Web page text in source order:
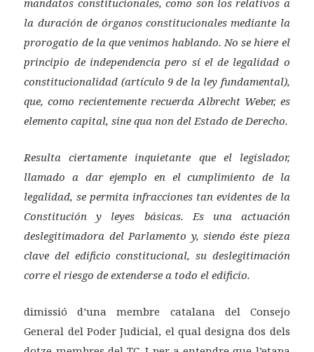
mandatos constitucionales, como son los relativos a
la duración de órganos constitucionales mediante la
prorogatio de la que venimos hablando. No se hiere el
principio de independencia pero sí el de legalidad o
constitucionalidad (artículo 9 de la ley fundamental),
que, como recientemente recuerda Albrecht Weber, es
elemento capital, sine qua non del Estado de Derecho.
Resulta ciertamente inquietante que el legislador,
llamado a dar ejemplo en el cumplimiento de la
legalidad, se permita infracciones tan evidentes de la
Constitución y leyes básicas. Es una actuación
deslegitimadora del Parlamento y, siendo éste pieza
clave del edificio constitucional, su deslegitimación
corre el riesgo de extenderse a todo el edificio.
dimissió d’una membre catalana del Consejo
General del Poder Judicial, el qual designa dos dels